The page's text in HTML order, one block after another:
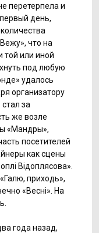
перетерпела и
день,
что на
той или иной
под любую
удалось
организатору
за
же возле
«Мандры»,
посетителей
как сцены
Відоплясова».
приходь»,
«Весні». На
года назад,